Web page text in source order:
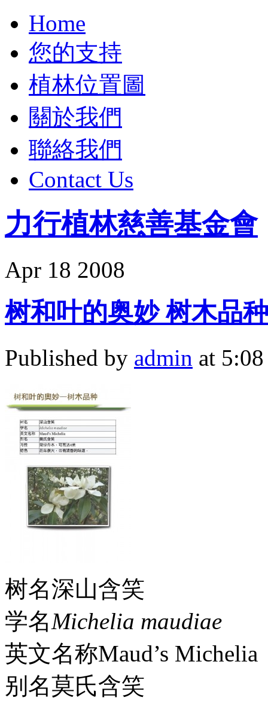
Home
您的支持
植林位置圖
關於我們
聯絡我們
Contact Us
力行植林慈善基金會
Apr 18 2008
树和叶的奥妙 树木品
Published by admin at
树名深山含笑
学名Michelia maudiae
英文名称Maud’s Michelia
别名莫氏含笑